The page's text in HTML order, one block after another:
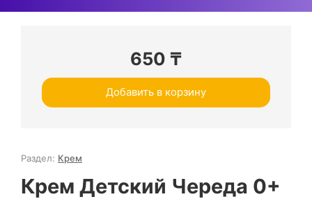
650 ₸
Добавить в корзину
Раздел: Крем
Крем Детский Череда 0+